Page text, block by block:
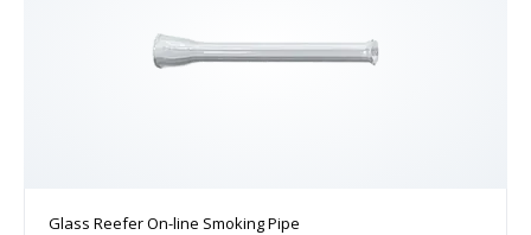
Glass Reefer On-line Smoking Pipe